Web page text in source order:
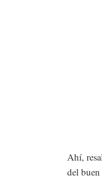
Ahí,
del buen